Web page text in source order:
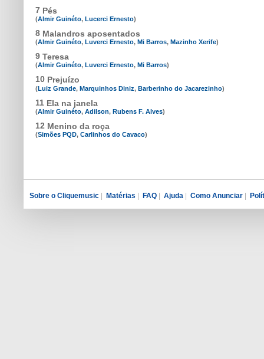
7 Pés
(Almir Guinéto, Lucerci Ernesto)
8 Malandros aposentados
(Almir Guinéto, Luverci Ernesto, Mi Barros, Mazinho Xerife)
9 Teresa
(Almir Guinéto, Luverci Ernesto, Mi Barros)
10 Prejuízo
(Luiz Grande, Marquinhos Diniz, Barberinho do Jacarezinho)
11 Ela na janela
(Almir Guinéto, Adilson, Rubens F. Alves)
12 Menino da roça
(Simões PQD, Carlinhos do Cavaco)
Sobre o Cliquemusic Matérias FAQ Ajuda Como Anunciar